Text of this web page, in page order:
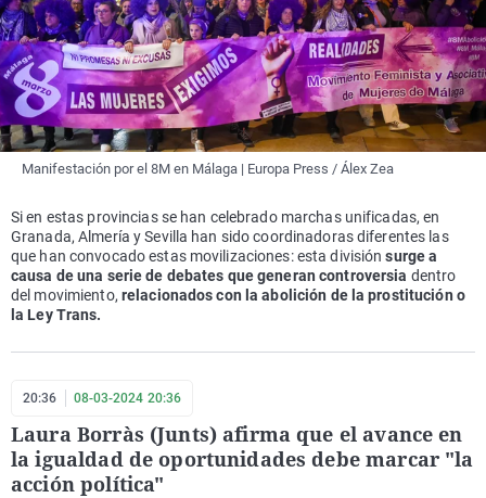
Manifestación por el 8M en Málaga | Europa Press / Álex Zea
Si en estas provincias se han celebrado marchas unificadas, en
Granada, Almería y Sevilla han sido coordinadoras diferentes las
que han convocado estas movilizaciones: esta divisiónsurge a
causa de una serie de debates que generan controversia dentro
del movimiento, relacionados con la abolición de la prostitución o
la Ley Trans.
20:36 08-03-2024 20:36
Laura Borràs (Junts) afirma que el avance en
la igualdad de oportunidades debe marcar "la
acción política"